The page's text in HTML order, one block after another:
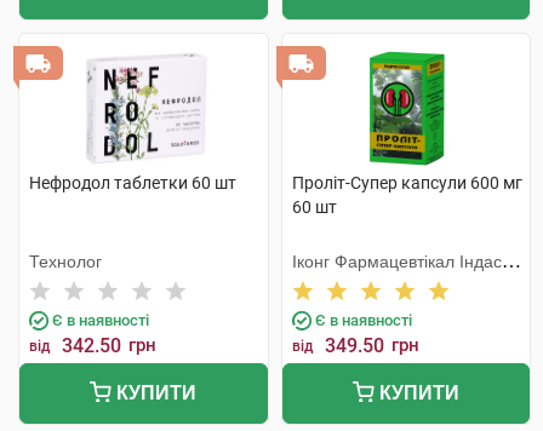
Нефродол таблетки 60 шт
Технолог
Є в наявності
від 342.50 грн
КУПИТИ
Проліт-Супер капсули 600 мг
60 шт
Іконг Фармацевтікал Індастрі
Ко
Є в наявності
від 349.50 грн
КУПИТИ